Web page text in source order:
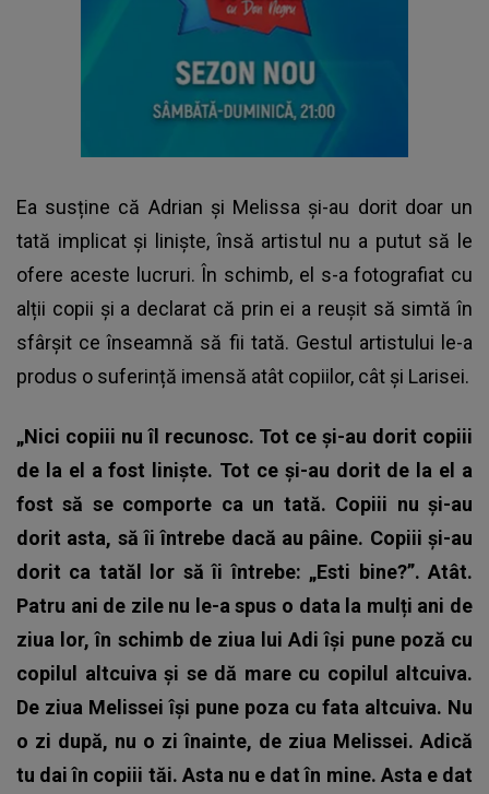
Ea susține că Adrian și Melissa și-au dorit doar un
tată implicat și liniște, însă artistul nu a putut să le
ofere aceste lucruri. În schimb, el s-a fotografiat cu
alții copii și a declarat că prin ei a reușit să simtă în
sfârșit ce înseamnă să fii tată. Gestul artistului le-a
produs o suferință imensă atât copiilor, cât și Larisei.
„Nici copiii nu îl recunosc. Tot ce și-au dorit copiii
de la el a fost liniște. Tot ce și-au dorit de la el a
fost să se comporte ca un tată. Copiii nu și-au
dorit asta, să îi întrebe dacă au pâine. Copiii și-au
dorit ca tatăl lor să îi întrebe: „Esti bine?”. Atât.
Patru ani de zile nu le-a spus o data la mulți ani de
ziua lor, în schimb de ziua lui Adi își pune poză cu
copilul altcuiva și se dă mare cu copilul altcuiva.
De ziua Melissei își pune poza cu fata altcuiva. Nu
o zi după, nu o zi înainte, de ziua Melissei. Adică
tu dai în copiii tăi. Asta nu e dat în mine. Asta e dat